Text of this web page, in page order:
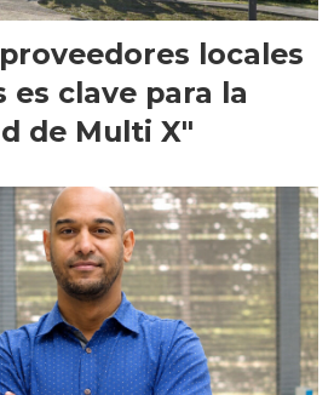
locales
clave para la
de Multi X"